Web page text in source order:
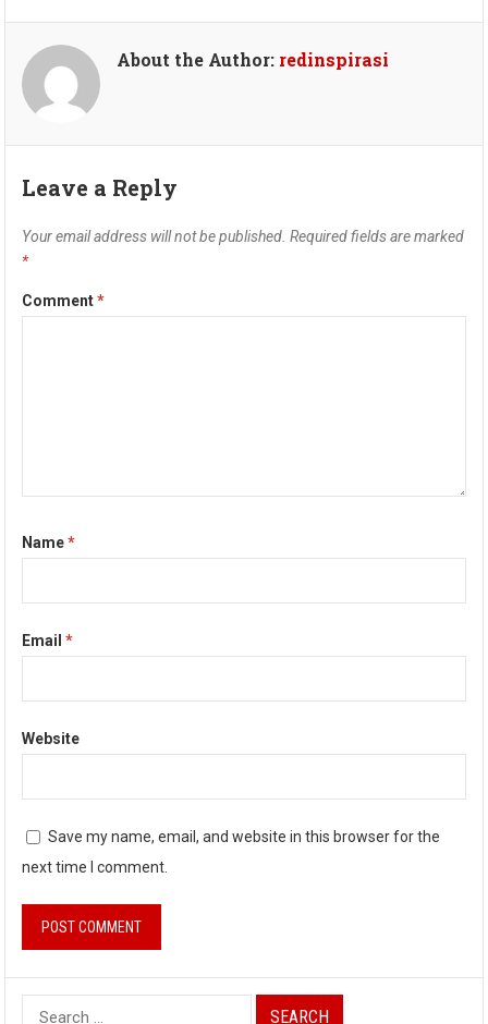
About the Author: redinspirasi
Leave a Reply
Your email address will not be published. Required fields are marked
*
Comment*
Name*
Email*
Website
Save my name, email, and website in this browser for the
next time I comment.
Search